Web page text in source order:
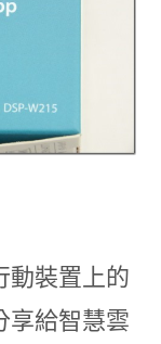
動裝置上的
享給智慧雲